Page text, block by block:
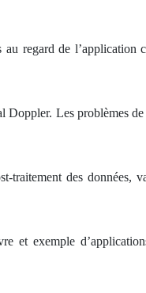
regard de l’application
Doppler. Les problèmes
traitement des données,
et exemple